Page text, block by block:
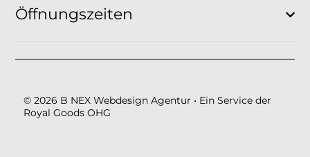
Öffnungszeiten
© 2026 B NEX Webdesign Agentur • Ein Service der
Royal Goods OHG